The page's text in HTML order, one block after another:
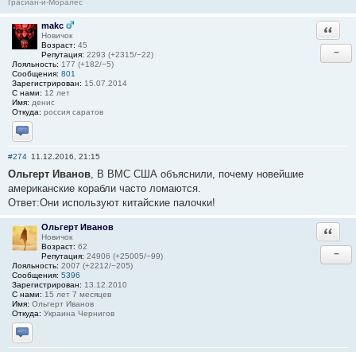
makc
Новичок
Возраст: 45
Репутация: 2293 (+2315/−22)
Лояльность: 177 (+182/−5)
Сообщения: 801
Зарегистрирован: 15.07.2014
С нами: 12 лет
Имя: денис
Откуда: россия саратов
Отправить личное сообщение
−
#274 11.12.2016, 21:15
Ольгерт Иванов , В ВМС США объяснили, почему новейшие
американские корабли часто ломаются.
Ответ:Они используют китайские палочки!
Ольгерт Иванов
Новичок
Возраст: 62
Репутация: 24906 (+25005/−99)
Лояльность: 2007 (+2212/−205)
Сообщения: 5396
Зарегистрирован: 13.12.2010
С нами: 15 лет 7 месяцев
Имя: Ольгерт Иванов
Откуда: Украина Чернигов
Отправить личное сообщение
−